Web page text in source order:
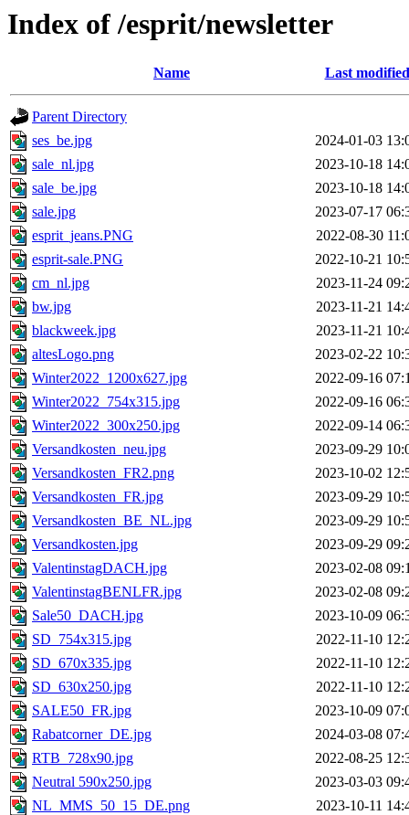
Index of /esprit/newsletter
Name Last modified
Parent Directory
ses_be.jpg
2024-01-03
sale_nl.jpg
2023-10-18
sale_be.jpg
2023-10-18
sale.jpg
2023-07-17
esprit_jeans.PNG
2022-08-30
esprit-sale.PNG
2022-10-21
cm_nl.jpg
2023-11-24
bw.jpg
2023-11-21
blackweek.jpg
2023-11-21
altesLogo.png
2023-02-22
Winter2022_1200x627.jpg
2022-09-16
Winter2022_754x315.jpg
2022-09-16
Winter2022_300x250.jpg
2022-09-14
Versandkosten_neu.jpg
2023-09-29
Versandkosten_FR2.png
2023-10-02
Versandkosten_FR.jpg
2023-09-29
Versandkosten_BE_NL.jpg
2023-09-29
Versandkosten.jpg
2023-09-29
ValentinstagDACH.jpg
2023-02-08
ValentinstagBENLFR.jpg
2023-02-08
Sale50_DACH.jpg
2023-10-09
SD_754x315.jpg
2022-11-10
SD_670x335.jpg
2022-11-10
SD_630x250.jpg
2022-11-10
SALE50_FR.jpg
2023-10-09
Rabatcorner_DE.jpg
2024-03-08
RTB_728x90.jpg
2022-08-25
Neutral 590x250.jpg
2023-03-03
NL_MMS_50_15_DE.png
2023-10-11